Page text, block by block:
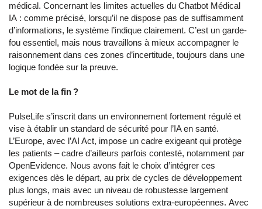
médical. Concernant les limites actuelles du Chatbot Médical
IA : comme précisé, lorsqu’il ne dispose pas de suffisamment
d’informations, le système l’indique clairement. C’est un garde-
fou essentiel, mais nous travaillons à mieux accompagner le
raisonnement dans ces zones d’incertitude, toujours dans une
logique fondée sur la preuve.
Le mot de la fin ?
PulseLife s’inscrit dans un environnement fortement régulé et
vise à établir un standard de sécurité pour l’IA en santé.
L’Europe, avec l’AI Act, impose un cadre exigeant qui protège
les patients – cadre d’ailleurs parfois contesté, notamment par
OpenEvidence. Nous avons fait le choix d’intégrer ces
exigences dès le départ, au prix de cycles de développement
plus longs, mais avec un niveau de robustesse largement
supérieur à de nombreuses solutions extra-européennes. Avec